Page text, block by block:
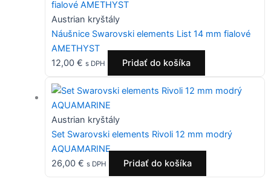
Austrian kryštály
Náušnice Swarovski elements List 14 mm fialové
AMETHYST
12,00 € s DPH Pridať do košíka
Austrian kryštály
Set Swarovski elements Rivoli 12 mm modrý
AQUAMARINE
26,00 € s DPH Pridať do košíka